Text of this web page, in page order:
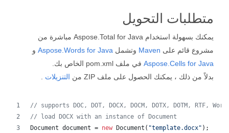
متطلبات التحويل
يمكنك بسهولة استخدام Aspose.Total for Java مباشرة من
مشروع قائم على Maven وتشمل Aspose.Words for Java و
Aspose.Cells for Java في ملف pom.xml الخاص بك.
بدلاً من ذلك ، يمكنك الحصول على ملف ZIP من
التنزيلات
// supports DOC, DOT, DOCX, DOCM, DOTX, DOTM, RTF,
// load DOCX with an instance of Document
Document document = new Document ( "template.docx" );